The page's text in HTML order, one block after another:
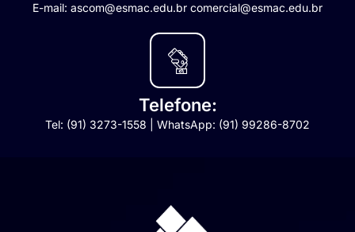
E-mail: ascom@esmac.edu.br comercial@esmac.edu.br
Telefone:
Tel: (91) 3273-1558 | WhatsApp: (91) 99286-8702